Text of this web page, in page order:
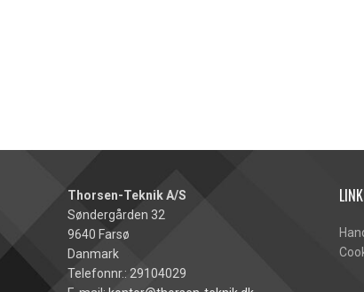
Thorsen-Teknik A/S
Søndergården 32
9640 Farsø
Danmark
Telefonnr.: 29104029